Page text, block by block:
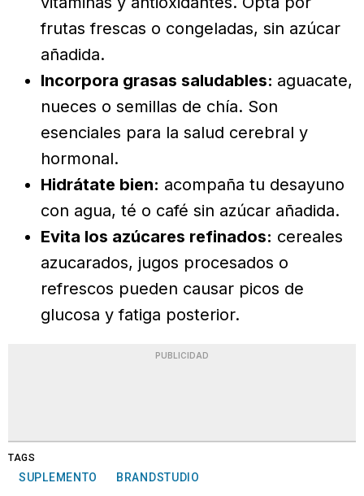
frutas frescas o congeladas, sin azúcar
añadida.
Incorpora grasas saludables: aguacate,
nueces o semillas de chía. Son
esenciales para la salud cerebral y
hormonal.
Hidrátate bien: acompaña tu desayuno
con agua, té o café sin azúcar añadida.
Evita los azúcares refinados: cereales
azucarados, jugos procesados o
refrescos pueden causar picos de
glucosa y fatiga posterior.
PUBLICIDAD
TAGS
SUPLEMENTO BRANDSTUDIO